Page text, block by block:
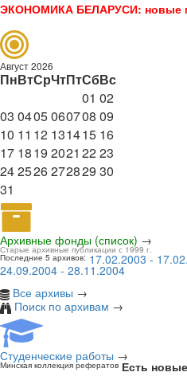
ЭКОНОМИКА БЕЛАРУСИ: новые
Август 2026
ПнВтСрЧтПтСбВс
01 02
03 0405060708 09
10 11 12 131415 16
17 1819 2021 2223
242526272829 30
31
Архивные фонды (список) →
Старые архивные публикации с 1999 г.
Последние 5 архивов: 17.02.2003 -
24.09.2004 - 28.11.2004
Все архивы →
Поиск по архивам →
Студенческие работы →
Минская коллекция рефератов Есть